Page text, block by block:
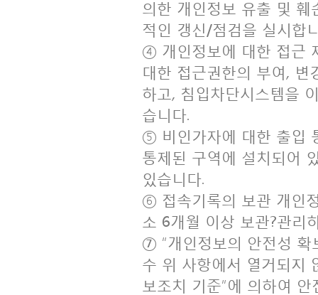
의한 개인정보 유출 및
적인 갱신/점검을 실시합
④ 개인정보에 대한 접근
대한 접근권한의 부여,
하고, 침입차단시스템을
습니다.
⑤ 비인가자에 대한 출입
통제된 구역에 설치되어
있습니다.
⑥ 접속기록의 보관 개인
소 6개월 이상 보관?관리
⑦ “개인정보의 안전성 확
수 위 사항에서 열거되지
보조치 기준”에 의하여